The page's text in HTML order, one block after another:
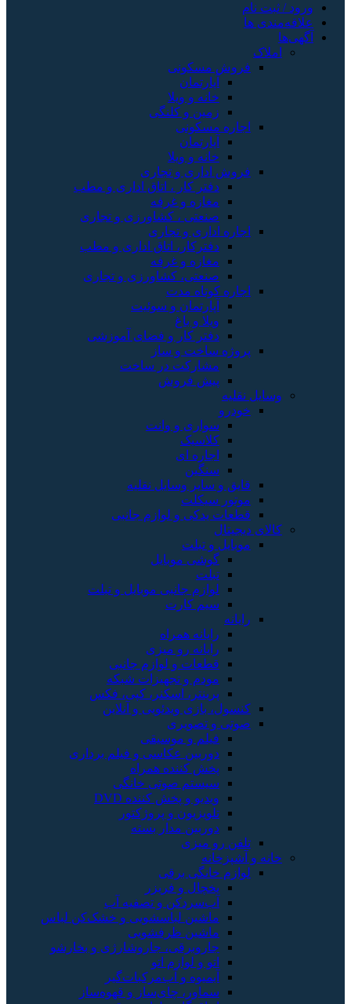
ورود / ثبت نام
علاقه‌مندی ها
آگهی‌ها
املاک
فروش مسکونی
آپارتمان
خانه و ویلا
زمین و کلنگی
اجاره مسکونی
آپارتمان
خانه و ویلا
فروش اداری و تجاری
دفتر کار ، اتاق اداری و مطب
مغازه و غرفه
صنعتی ، کشاورزی و تجاری
اجاره اداری و تجاری
دفترکار، اتاق اداری و مطب
مغازه و غرفه
صنعتی، کشاورزی و تجاری
اجاره کوتاه مدت
آپارتمان و سوئیت
ویلا و باغ
دفتر کار و فضای آموزشی
پروژه ساخت و ساز
مشارکت در ساخت
پیش فروش
وسایل نقلیه
خودرو
سواری و وانت
کلاسیک
اجاره ای
سنگین
قایق و سایر وسایل نقلیه
موتور سیکلت
قطعات یدکی و لوازم جانبی
کالای دیجیتال
موبایل و تبلت
گوشی موبایل
تبلت
لوازم جانبی موبایل و تبلت
سیم کارت
رایانه
رایانه همراه
رایانه رو میزی
قطعات و لوازم جانبی
مودم و تجهیزات شبکه
پرینتر، اسکنر، کپی، فکس
کنسول، بازی‌ ویدئویی و آنلاین
صوتی و تصویری
فیلم و موسیقی
دوربین عکاسی و فیلم برداری
پخش کننده همراه
سیستم صوتی خانگی
ویدیو و پخش کننده DVD
تلویزیون و پروژکتور
دوربین مدار بسته
تلفن رو میزی
خانه و آشپزخانه
لوازم خانگی برقی
یخچال و فریزر
آب‌سردکن و تصفیه آب
ماشین لباسشویی و خشک‌کن لباس
ماشین ظرفشویی
جاروبرقی، جاروشارژی و بخارشو
اتو و لوازم اتو
آبمیوه و آب‌مرکبات‌گیر
سماور، چای‌ساز و قهوه‌ساز